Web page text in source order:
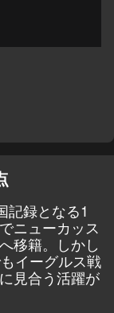
記録となる1
ニューカッス
移籍。しかし
イーグルス戦
見合う活躍が